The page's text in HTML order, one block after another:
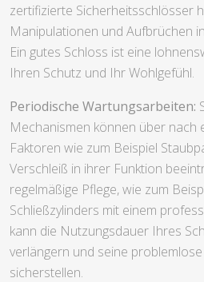
zertifizierte Sicherheitsschlösser
Manipulationen und Aufbrüchen
Ein gutes Schloss ist eine
Ihren Schutz und Ihr Wohlgefühl.
Periodische Wartungsarbeiten:
Mechanismen können über nach
Faktoren wie zum Beispiel
Verschleiß in ihrer Funktion
regelmäßige Pflege, wie zum
Schließzylinders mit einem
kann die Nutzungsdauer Ihres
verlängern und seine
sicherstellen.